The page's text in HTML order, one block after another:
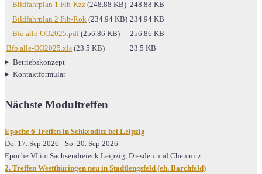
Bildfahrplan 1 Fih-Kzz (248.88 KB) 248.88 KB
Bildfahrplan 2 Fih-Rok (234.94 KB) 234.94 KB
Bfo alle-OO2025.pdf (256.86 KB)
256.86 KB
Bfo alle-OO2025.xls (23.5 KB)
23.5 KB
Betriebskonzept
Kontaktformular
Nächste Modultreffen
Epoche 6 Treffen in Schkeuditz bei Leipzig
Do. 17. Sep 2026 - So. 20. Sep 2026
Epoche VI im Sachsendreieck Leipzig, Dresden und Chemnitz
2. Treffen Westthüringen neu in Stadtlengsfeld (eh. Barchfeld)